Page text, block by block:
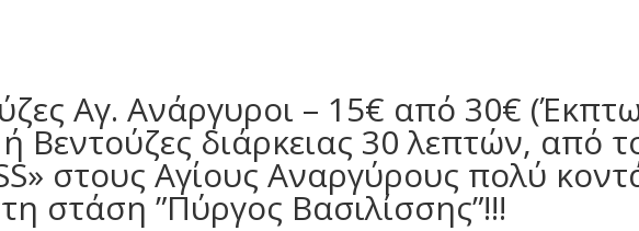
Αγ. Ανάργυροι – 15€ από 30€
Βεντούζες διάρκειας 30 λεπτών, από
στους Αγίους Αναργύρους πολύ
στάση ”Πύργος Βασιλίσσης”!!!